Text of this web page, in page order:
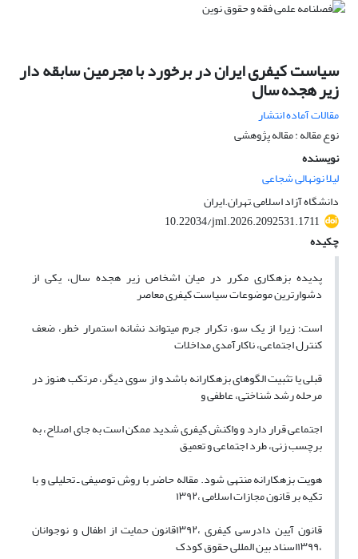
سیاست کیفری ایران در برخورد با مجرمین سابقه دار
زیر هجده سال
مقالات آماده انتشار
نوع مقاله : مقاله پژوهشی
نویسنده
لیلا نونهالی شجاعی
دانشگاه آزاد اسلامی ,تهران.ایران
10.22034/jml.2026.2092531.1711
چکیده
پدیده بزهکاری مکرر در میان اشخاص زیر هجده سال، یکی از
دشوارترین موضوعات سیاست کیفری معاصر
است؛ زیرا از یک سو، تکرار جرم میتواند نشانه استمرار خطر، ضعف
کنترل اجتماعی، ناکارآمدی مداخلات
قبلی یا تثبیت الگوهای بزهکارانه باشد و از سوی دیگر، مرتکب هنوز در
مرحله رشد شناختی، عاطفی و
اجتماعی قرار دارد و واکنش کیفری شدید ممکن است به جای اصلاح، به
برچسب زنی، طرد اجتماعی و تعمیق
هویت بزهکارانه منتهی شود. مقاله حاضر با روش توصیفی ـ تحلیلی و با
تکیه بر قانون مجازات اسلامی ،۱۳۹۲
قانون آیین دادرسی کیفری ،۱۳۹۲قانون حمایت از اطفال و نوجوانان
،۱۳۹۹اسناد بین المللی حقوق کودک